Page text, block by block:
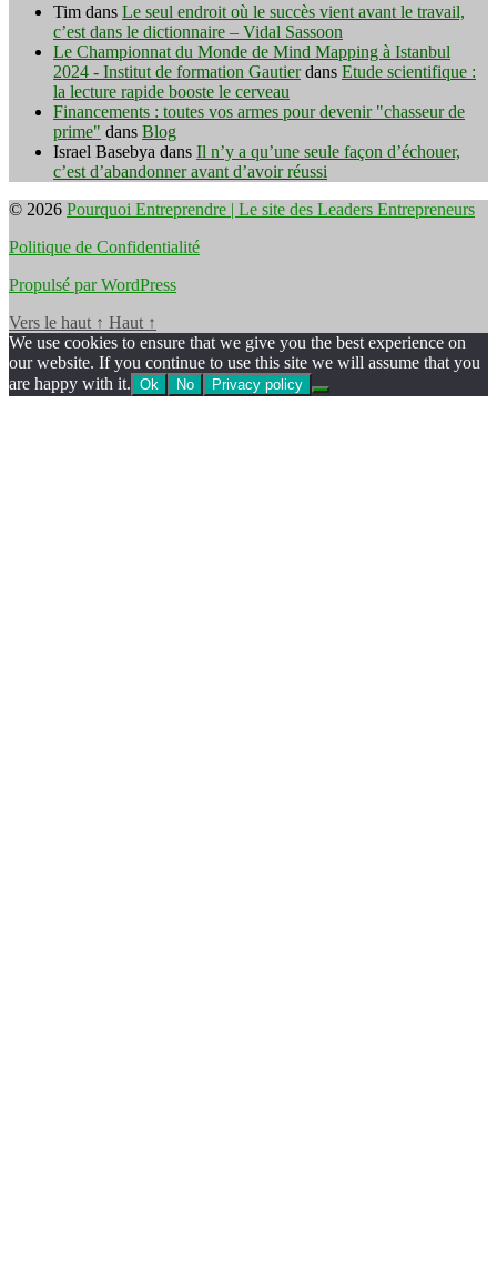
Tim dans Le seul endroit où le succès vient avant le travail,
c’est dans le dictionnaire – Vidal Sassoon
Le Championnat du Monde de Mind Mapping à Istanbul
2024 - Institut de formation Gautierdans Etude scientifique :
la lecture rapide booste le cerveau
Financements : toutes vos armes pour devenir "chasseur de
prime" dans Blog
Israel Basebya dans Il n’y a qu’une seule façon d’échouer,
c’est d’abandonner avant d’avoir réussi
© 2026 Pourquoi Entreprendre | Le site des Leaders Entrepreneurs
Politique de Confidentialité
Propulsé par WordPress
Vers le haut ↑ Haut ↑
We use cookies to ensure that we give you the best experience on
our website. If you continue to use this site we will assume that you
are happy with it. Ok No Privacy policy